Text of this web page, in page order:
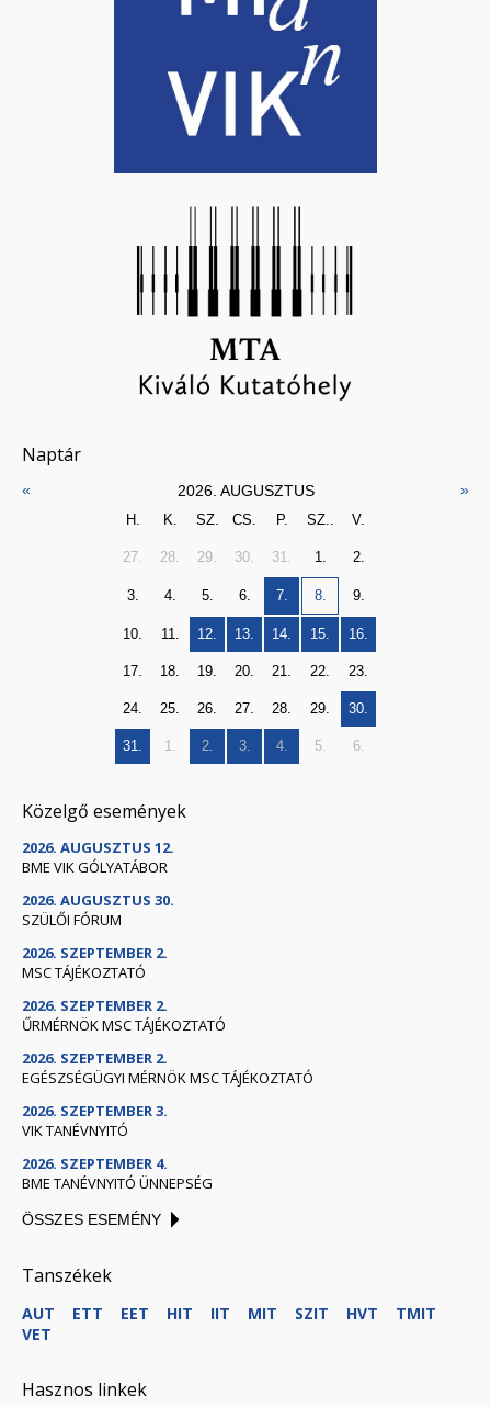
Naptár
« 2026. AUGUSZTUS »
H. K. SZ. CS. P. SZ.. V.
27. 28. 29. 30. 31. 1. 2.
3. 4. 5. 6. 7. 8. 9.
10. 11. 12. 13. 14. 15. 16.
17. 18. 19. 20. 21. 22. 23.
24. 25. 26. 27. 28. 29. 30.
31. 1. 2. 3. 4. 5. 6.
Közelgő események
2026. AUGUSZTUS 12.
BME VIK GÓLYATÁBOR
2026. AUGUSZTUS 30.
SZÜLŐI FÓRUM
2026. SZEPTEMBER 2.
MSC TÁJÉKOZTATÓ
2026. SZEPTEMBER 2.
ŰRMÉRNÖK MSC TÁJÉKOZTATÓ
2026. SZEPTEMBER 2.
EGÉSZSÉGÜGYI MÉRNÖK MSC TÁJÉKOZTATÓ
2026. SZEPTEMBER 3.
VIK TANÉVNYITÓ
2026. SZEPTEMBER 4.
BME TANÉVNYITÓ ÜNNEPSÉG
ÖSSZES ESEMÉNY
Tanszékek
AUT ETT EET HIT IIT MIT SZIT HVT
TMIT
VET
Hasznos linkek